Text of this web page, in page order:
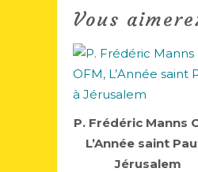
Vous
P. Frédéric Manns
L’Année saint
Jérusalem